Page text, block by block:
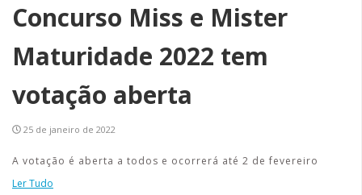
Concurso Miss e Mister
Maturidade 2022 tem
votação aberta
25 de janeiro de 2022
A votação é aberta a todos e ocorrerá até 2 de fevereiro
Ler Tudo